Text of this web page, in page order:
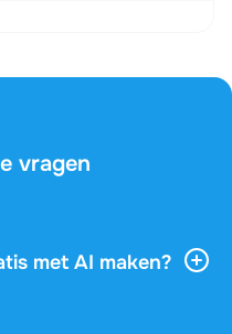
vragen
met AI maken?